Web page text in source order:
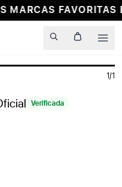
MARCAS FAVORITAS
1/1
Verificada